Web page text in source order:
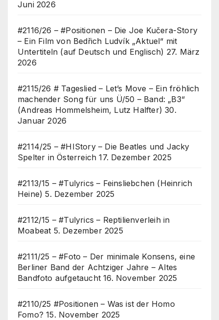
Juni 2026
#2116/26 – #Positionen – Die Joe Kučera-Story
– Ein Film von Bedřich Ludvík „Aktuel“ mit
Untertiteln (auf Deutsch und Englisch) 27. März
2026
#2115/26 # Tageslied – Let’s Move – Ein fröhlich
machender Song für uns Ü/50 – Band: „B3“
(Andreas Hommelsheim, Lutz Halfter) 30.
Januar 2026
#2114/25 – #HIStory – Die Beatles und Jacky
Spelter in Österreich 17. Dezember 2025
#2113/15 – #Tulyrics – Feinsliebchen (Heinrich
Heine) 5. Dezember 2025
#2112/15 – #Tulyrics – Reptilienverleih in
Moabeat 5. Dezember 2025
#2111/25 – #Foto – Der minimale Konsens, eine
Berliner Band der Achtziger Jahre – Altes
Bandfoto aufgetaucht 16. November 2025
#2110/25 #Positionen – Was ist der Homo
Fomo? 15. November 2025